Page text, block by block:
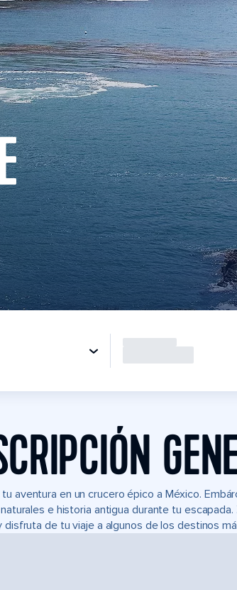
aventura en un crucero épico a México.
e historia antigua durante tu
disfruta de tu viaje a algunos de los destinos